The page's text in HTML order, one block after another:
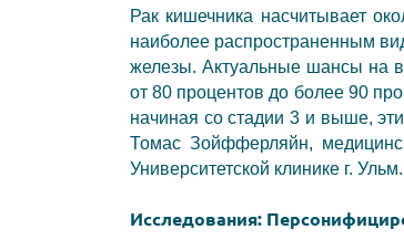
Рак кишечника насчитывает
наиболее распространенным
железы. Актуальные шансы на
от 80 процентов до более 90
начиная со стадии 3 и выше,
Томас Зойфферляйн,
Университетской клинике г. Ульм.
Исследования: